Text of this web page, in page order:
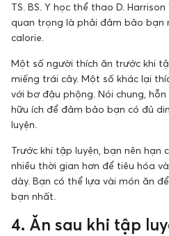
TS. BS. Y học thể thao D. Harrison
quan trọng là phải đảm bảo bạn
calorie.
Một số người thích ăn trước khi
miếng trái cây. Một số khác lại
với bơ đậu phộng. Nói chung,
hữu ích để đảm bảo bạn có đủ
luyện.
Trước khi tập luyện, bạn nên hạn
nhiều thời gian hơn để tiêu hóa
dày. Bạn có thể lựa vài món ăn
bạn nhất.
4. Ăn sau khi tập